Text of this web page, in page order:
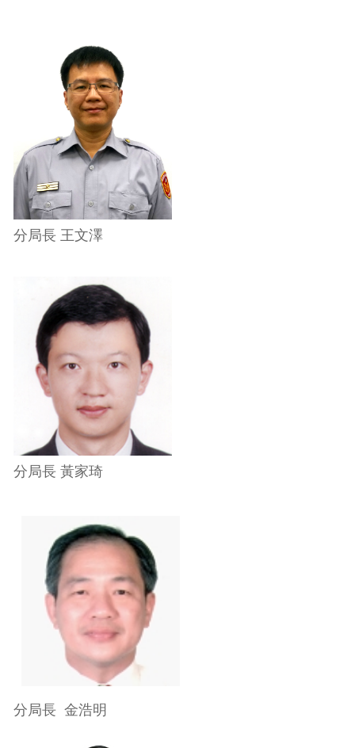
分局長 王文澤
分局長 黃家琦
分局長 金浩明